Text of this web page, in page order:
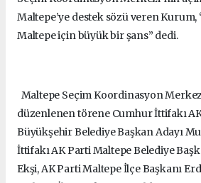
Maltepe’ye destek sözü veren Kurum,
Maltepe için büyük bir şans” dedi.
Maltepe Seçim Koordinasyon
düzenlenen törene Cumhur İttifakı
Büyükşehir Belediye Başkan Adayı
İttifakı AK Parti Maltepe Belediye
Ekşi, AK Parti Maltepe İlçe Başkanı